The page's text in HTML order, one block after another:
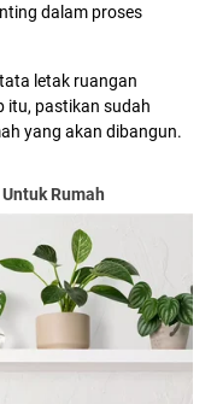
dalam proses
letak ruangan
itu, pastikan sudah
yang akan dibangun.
Rumah